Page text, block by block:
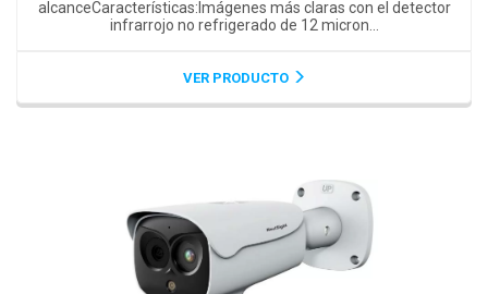
alcanceCaracterísticas:Imágenes más claras con el detector
infrarrojo no refrigerado de 12 micron...
VER PRODUCTO